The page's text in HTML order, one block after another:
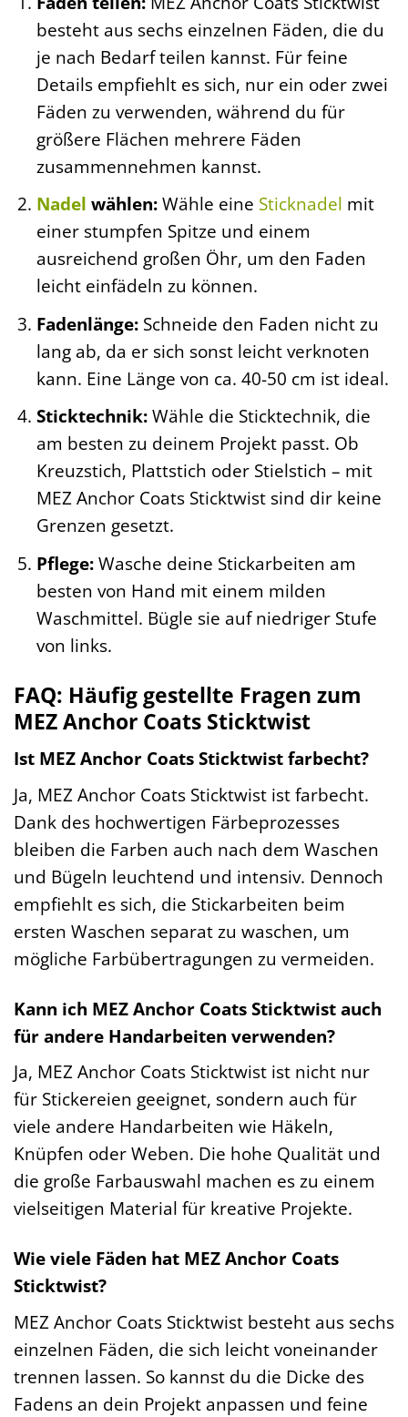
besteht aus sechs einzelnen Fäden, die du
je nach Bedarf teilen kannst. Für feine
Details empfiehlt es sich, nur ein oder zwei
Fäden zu verwenden, während du für
größere Flächen mehrere Fäden
zusammennehmen kannst.
Nadel wählen:Wähle eine Sticknadel mit
einer stumpfen Spitze und einem
ausreichend großen Öhr, um den Faden
leicht einfädeln zu können.
Fadenlänge:Schneide den Faden nicht zu
lang ab, da er sich sonst leicht verknoten
kann. Eine Länge von ca. 40-50 cm ist ideal.
Sticktechnik:Wähle die Sticktechnik, die
am besten zu deinem Projekt passt. Ob
Kreuzstich, Plattstich oder Stielstich – mit
MEZ Anchor Coats Sticktwist sind dir keine
Grenzen gesetzt.
Pflege:Wasche deine Stickarbeiten am
besten von Hand mit einem milden
Waschmittel. Bügle sie auf niedriger Stufe
von links.
FAQ: Häufig gestellte Fragen zum
MEZ Anchor Coats Sticktwist
Ist MEZ Anchor Coats Sticktwist farbecht?
Ja, MEZ Anchor Coats Sticktwist ist farbecht.
Dank des hochwertigen Färbeprozesses
bleiben die Farben auch nach dem Waschen
und Bügeln leuchtend und intensiv. Dennoch
empfiehlt es sich, die Stickarbeiten beim
ersten Waschen separat zu waschen, um
mögliche Farbübertragungen zu vermeiden.
Kann ich MEZ Anchor Coats Sticktwist auch
für andere Handarbeiten verwenden?
Ja, MEZ Anchor Coats Sticktwist ist nicht nur
für Stickereien geeignet, sondern auch für
viele andere Handarbeiten wie Häkeln,
Knüpfen oder Weben. Die hohe Qualität und
die große Farbauswahl machen es zu einem
vielseitigen Material für kreative Projekte.
Wie viele Fäden hat MEZ Anchor Coats
Sticktwist?
MEZ Anchor Coats Sticktwist besteht aus sechs
einzelnen Fäden, die sich leicht voneinander
trennen lassen. So kannst du die Dicke des
Fadens an dein Projekt anpassen und feine